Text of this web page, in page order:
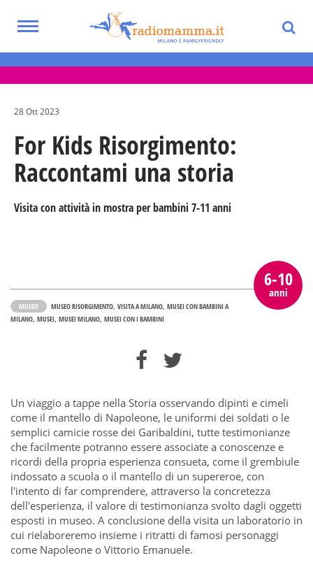
main
Toggle
Eventi per bambini, ragazzi e adolescenti
nella Città Metropolitana di Milano
28 Ott 2023
For Kids Risorgimento:
Raccontami una storia
Visita con attività in mostra per bambini 7-11 anni
6-10
anni
MUSEO MUSEO RISORGIMENTO VISITA A MILANO MUSEI CON BAMBINI A
MILANO MUSEI MUSEI MILANO MUSEI CON I BAMBINI
Un viaggio a tappe nella Storia osservando dipinti e cimeli
come il mantello di Napoleone, le uniformi dei soldati o le
semplici camicie rosse dei Garibaldini, tutte testimonianze
che facilmente potranno essere associate a conoscenze e
ricordi della propria esperienza consueta, come il grembiule
indossato a scuola o il mantello di un supereroe, con
l'intento di far comprendere, attraverso la concretezza
dell'esperienza, il valore di testimonianza svolto dagli oggetti
esposti in museo. A conclusione della visita un laboratorio in
cui rielaboreremo insieme i ritratti di famosi personaggi
come Napoleone o Vittorio Emanuele.